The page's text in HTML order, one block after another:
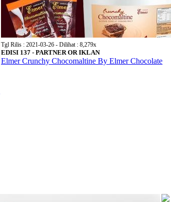
Tgl Rilis : 2021-03-26 - Dilihat : 8,279x
EDISI 137 - PARTNER OR IKLAN
Elmer Crunchy Chocomaltine By Elmer Chocolate